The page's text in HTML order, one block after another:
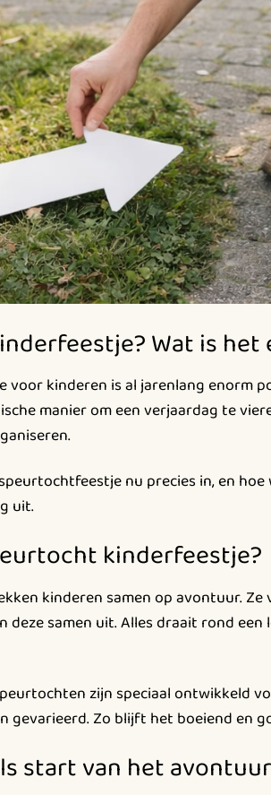
Wat is het
voor kinderen is al jarenlang enorm
manier om een verjaardag te
nu precies in, en
uit.
kinderfeestje?
kinderen samen op avontuur.
deze samen uit. Alles draait rond
zijn speciaal ontwikkeld
gevarieerd. Zo blijft het boeiend en
start van het avontuur